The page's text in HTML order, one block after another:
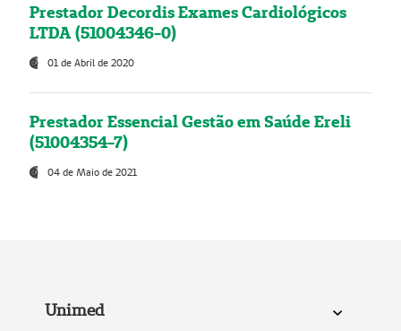
Prestador Decordis Exames Cardiológicos
LTDA (51004346-0)
01 de Abril de 2020
Prestador Essencial Gestão em Saúde Ereli
(51004354-7)
04 de Maio de 2021
Unimed